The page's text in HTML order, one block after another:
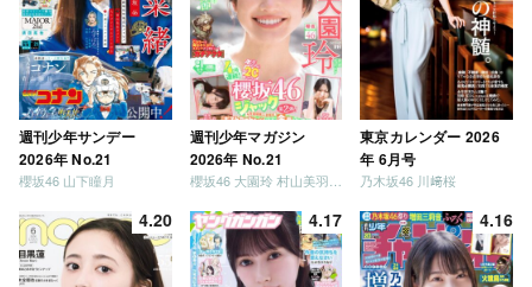
週刊少年サンデー
2026年 No.21
櫻坂46 山下瞳月
週刊少年マガジン
2026年 No.21
東京カレンダー 2026
年 6月号
乃木坂46 川﨑桜
4.20 4.17 4.16